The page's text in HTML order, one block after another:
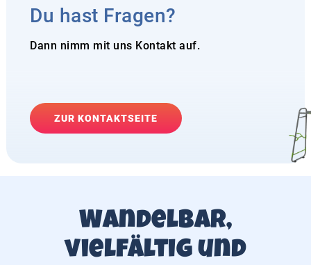
Du hast Fragen?
Dann nimm mit uns Kontakt auf.
ZUR KONTAKTSEITE
Wandelbar,
vielfältig und